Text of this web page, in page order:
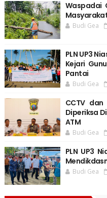
Waspadai
Budi Gea
PLN UP3
Kejari
Pantai
Budi Gea
CCTV
Diperiksa
ATM
Budi Gea
PLN UP3
Budi Gea